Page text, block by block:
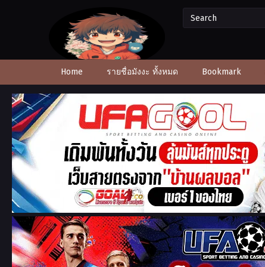
Home รายชื่อมังงะ ทั้งหมด Bookmark